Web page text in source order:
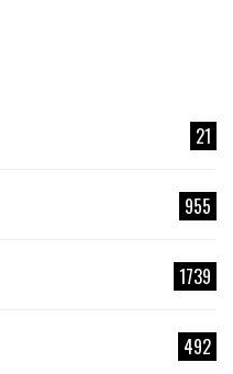
21
955
1739
492